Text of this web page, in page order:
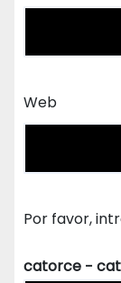
Web
Por favor,
catorce −